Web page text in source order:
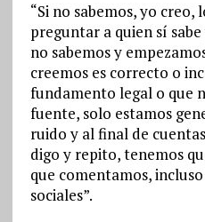
“Si no sabemos, yo creo,
preguntar a quien sí sabe
no sabemos y
creemos es correcto o
fundamento legal o que
fuente, solo estamos
ruido y al final de
digo y repito, tenemos
que comentamos,
sociales”.